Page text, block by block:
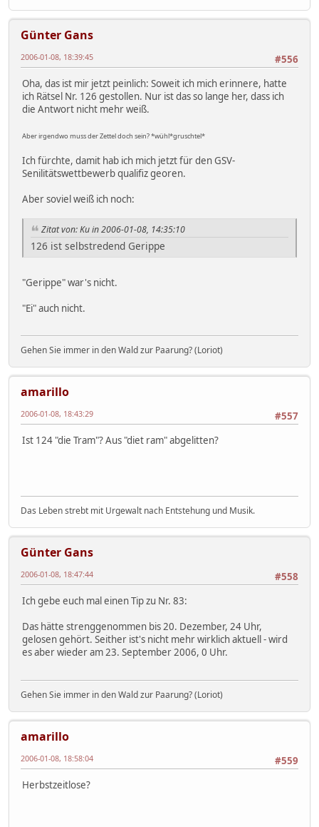
Günter Gans
#556
2006-01-08, 18:39:45
Oha, das ist mir jetzt peinlich: Soweit ich mich erinnere, hatte
ich Rätsel Nr. 126 gestollen. Nur ist das so lange her, dass ich
die Antwort nicht mehr weiß.
Aber irgendwo muss der Zettel doch sein? *wühl*gruschtel*
Ich fürchte, damit hab ich mich jetzt für den GSV-
Senilitätswettbewerb qualifiz georen.
Aber soviel weiß ich noch:
Zitat von: Ku in 2006-01-08, 14:35:10
126 ist selbstredend Gerippe
"Gerippe" war's nicht.
"Ei" auch nicht.
Gehen Sie immer in den Wald zur Paarung? (Loriot)
amarillo
#557
2006-01-08, 18:43:29
Ist 124 "die Tram"? Aus "diet ram" abgelitten?
Das Leben strebt mit Urgewalt nach Entstehung und Musik.
Günter Gans
#558
2006-01-08, 18:47:44
Ich gebe euch mal einen Tip zu Nr. 83:
Das hätte strenggenommen bis 20. Dezember, 24 Uhr,
gelosen gehört. Seither ist's nicht mehr wirklich aktuell - wird
es aber wieder am 23. September 2006, 0 Uhr.
Gehen Sie immer in den Wald zur Paarung? (Loriot)
amarillo
#559
2006-01-08, 18:58:04
Herbstzeitlose?